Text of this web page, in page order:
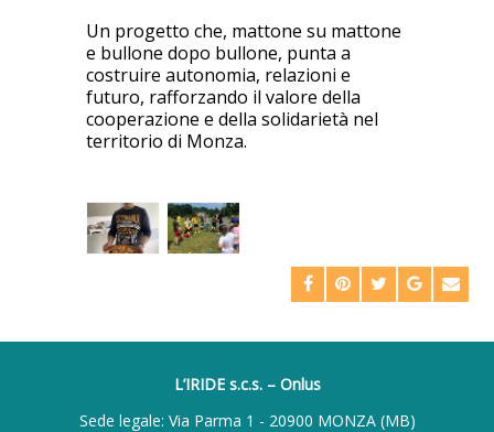
Un progetto che, mattone su mattone
e bullone dopo bullone, punta a
costruire autonomia, relazioni e
futuro, rafforzando il valore della
cooperazione e della solidarietà nel
territorio di Monza.
L’IRIDE s.c.s. – Onlus
Sede legale: Via Parma 1 - 20900 MONZA (MB)